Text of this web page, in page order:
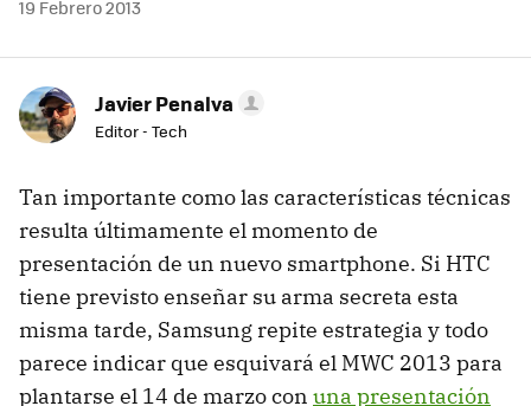
19 Febrero 2013
Javier Penalva
Editor - Tech
Tan importante como las características técnicas
resulta últimamente el momento de
presentación de un nuevo smartphone. Si HTC
tiene previsto enseñar su arma secreta esta
misma tarde, Samsung repite estrategia y todo
parece indicar que esquivará el MWC 2013 para
plantarse el 14 de marzo con una presentación